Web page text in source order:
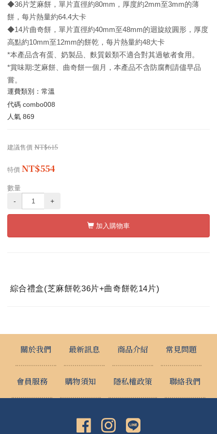
◆36片芝麻餅，單片直徑約80mm，厚度約2mm至3mm的薄
餅，每片熱量約64.4大卡
◆14片曲奇餅，單片直徑約40mm至48mm的迴旋紋圓形，厚度
高點約10mm至12mm的餅乾，每片熱量約48大卡
*本產品含有蛋、奶製品、麩質穀類不適合對其過敏者食用。
*賞味期:芝麻餅、曲奇餅一個月，本產品不含防腐劑請儘早品
嘗。
運費類別： 常溫
代碼 combo008
人氣 869
建議售價 NT$615
特價 NT$554
數量
-
+
加入購物車
綜合禮盒(芝麻餅乾36片+曲奇餅乾14片)
關於我們 最新訊息 商品介紹 常見問題
會員服務 購物須知 隱私權政策 聯絡我們